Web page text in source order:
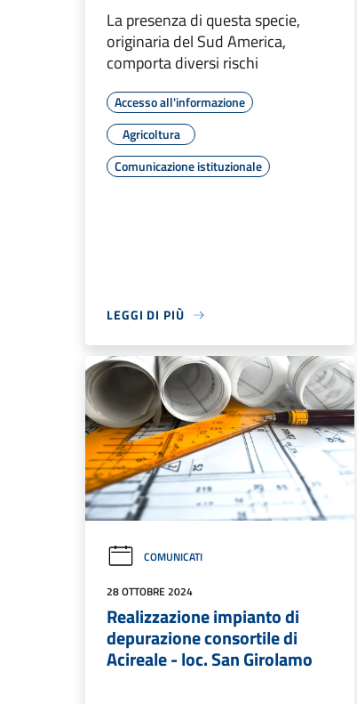
La presenza di questa specie,
originaria del Sud America,
comporta diversi rischi
Accesso all'informazione
Agricoltura
Comunicazione istituzionale
LEGGI DI PIÙ
COMUNICATI
28 OTTOBRE 2024
Realizzazione impianto di
depurazione consortile di
Acireale - loc. San Girolamo